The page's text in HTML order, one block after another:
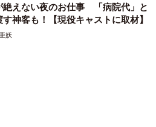
えない夜のお仕事 「病院代」と
神客も！【現役キャストに取材】
妖